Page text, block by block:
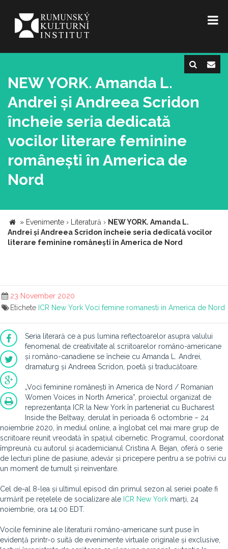
NEW YORK. Amanda L.
Andrei și Andreea Scridon
încheie seria dedicată
vocilor literare feminine
românești în America de
Nord
» Evenimente › Literatură › NEW YORK. Amanda L.
Andrei și Andreea Scridon încheie seria dedicată vocilor
literare feminine românești în America de Nord
23 November 2020
Etichete ICR New York Voci femine romanesti in America de Nord
Seria literară ce a pus lumina reflectoarelor asupra valului
fenomenal de creativitate al scriitoarelor româno-americane
și româno-canadiene se încheie cu Amanda L. Andrei,
dramaturg și Andreea Scridon, poetă și traducătoare.
„Voci feminine românești în America de Nord / Romanian
Women Voices in North America”, proiectul organizat de
reprezentanța ICR la New York în parteneriat cu Bucharest
Inside the Beltway, derulat în perioada 6 octombrie – 24
noiembrie 2020, în mediul online, a înglobat cel mai mare grup de
scriitoare reunit vreodată în spațiul cibernetic. Programul, coordonat
împreună cu autorul și academicianul Cristina A. Bejan, oferă o serie
de lecturi pline de pasiune, adevăr și pricepere pentru a se potrivi cu
un moment de tumult și reinventare.
Cel de-al 8-lea și ultimul episod din primul sezon al seriei poate fi
urmărit pe rețelele de socializare ale ICR New York marți, 24
noiembrie, ora 14:00 EDT.
Vocile feminine ale literaturii româno-americane sunt puse în
evidență printr-o suită de evenimente virtuale originale și exclusive,